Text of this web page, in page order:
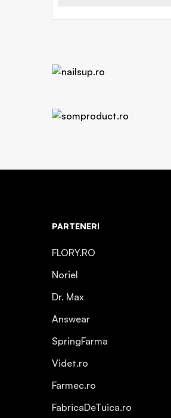
PARTENERI
FLORY.RO
Noriel
Dr. Max
Answear
SpringFarma
Videt.ro
Farmec.ro
FabricaDeTuica.ro